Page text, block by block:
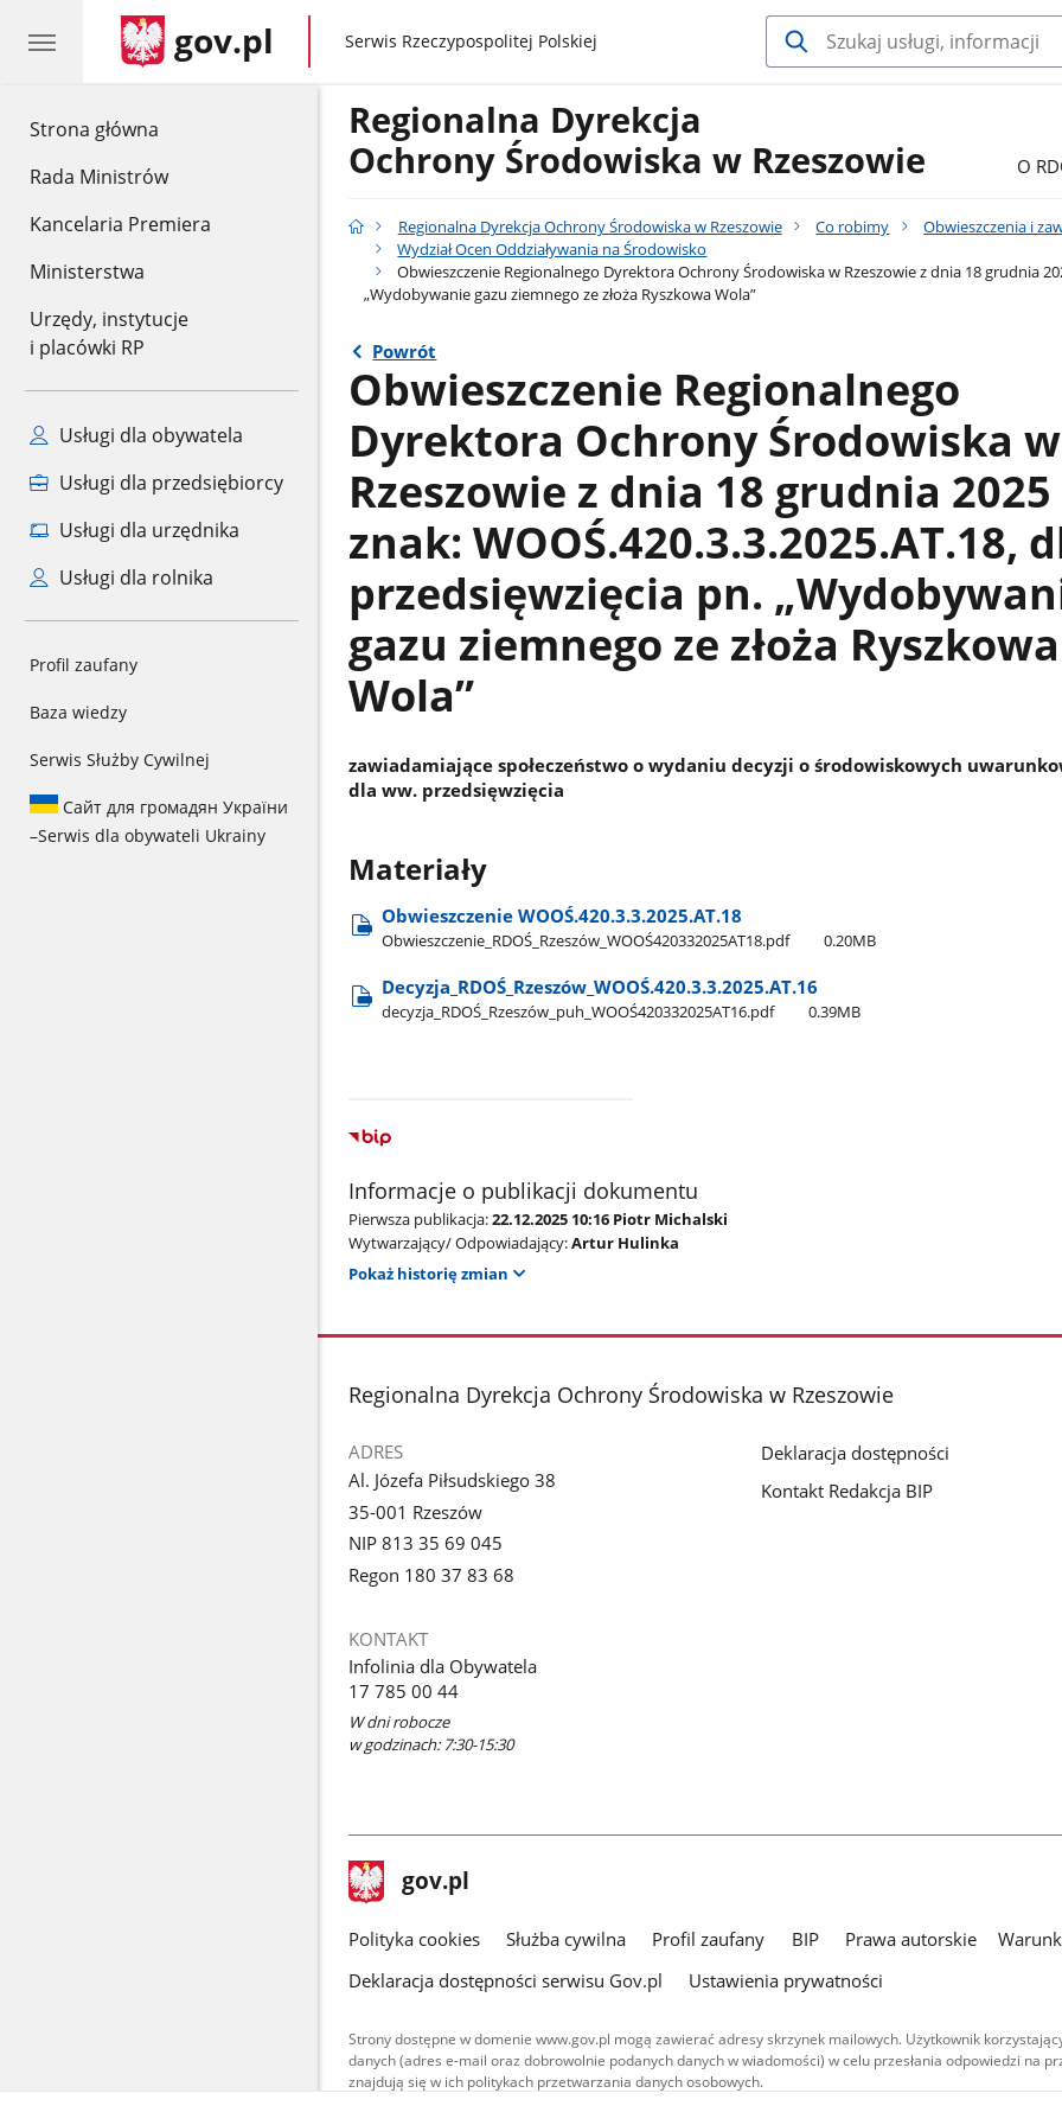
Strona główna
Rada Ministrów
Kancelaria Premiera
Ministerstwa
Urzędy, instytucje
i placówki RP
Usługi dla obywatela
Usługi dla przedsiębiorcy
Usługi dla urzędnika
Usługi dla rolnika
Profil zaufany
Baza wiedzy
Serwis Służby Cywilnej
Сайт для громадян України
–Serwis dla obywateli Ukrainy
gov.pl gov.pl
Serwis Rzeczypospolitej Polskiej
Regionalna Dyrekcja
Ochrony Środowiska w Rzeszowie
O
Regionalna Dyrekcja Ochrony Środowiska w Rzeszowie Co robimy Obwieszczenia i
Wydział Ocen Oddziaływania na Środowisko
Obwieszczenie Regionalnego Dyrektora Ochrony Środowiska w Rzeszowie z dnia 18 grudnia
„Wydobywanie gazu ziemnego ze złoża Ryszkowa Wola”
Powrót
Obwieszczenie Regionalnego
Dyrektora Ochrony Środowiska w
Rzeszowie z dnia 18 grudnia 2025
znak: WOOŚ.420.3.3.2025.AT.18,
przedsięwzięcia pn.
gazu ziemnego ze złoża Ryszkowa
Wola”
zawiadamiające społeczeństwo o wydaniu decyzji o środowiskowych
dla ww. przedsięwzięcia
Materiały
Obwieszczenie WOOŚ.420.3.3.2025.AT.18
Obwieszczenie​_RDOŚ​_Rzeszów​_WOOŚ420332025AT18.pdf 0.20MB
Decyzja​_RDOŚ​_Rzeszów​_WOOŚ.420.3.3.2025.AT.16
decyzja​_RDOŚ​_Rzeszów​_puh​_WOOŚ420332025AT16.pdf 0.39MB
Informacje o publikacji dokumentu
Pierwsza publikacja:22.12.2025 10:16 Piotr Michalski
Wytwarzający/ Odpowiadający:Artur Hulinka
Pokaż historię zmian
stopka
Regionalna Dyrekcja Ochrony Środowiska w Rzeszowie
ADRES
Al. Józefa Piłsudskiego 38
35-001 Rzeszów
NIP 813 35 69 045
Regon 180 37 83 68
KONTAKT
Infolinia dla Obywatela
17 785 00 44
W dni robocze
w godzinach: 7:30-15:30
Deklaracja dostępności
Kontakt Redakcja BIP
stopka
gov.pl Strona
gov.pl
gov.pl
Polityka cookies Służba cywilna Profil zaufany BIP Prawa autorskie
Deklaracja dostępności serwisu Gov.pl
Ustawienia prywatności
Strony dostępne w domenie www.gov.pl mogą zawierać adresy skrzynek mailowych. Użytkownik
danych (adres e-mail oraz dobrowolnie podanych danych w wiadomości) w celu przesłania odpowiedzi na
znajdują się w ich politykach przetwarzania danych osobowych.